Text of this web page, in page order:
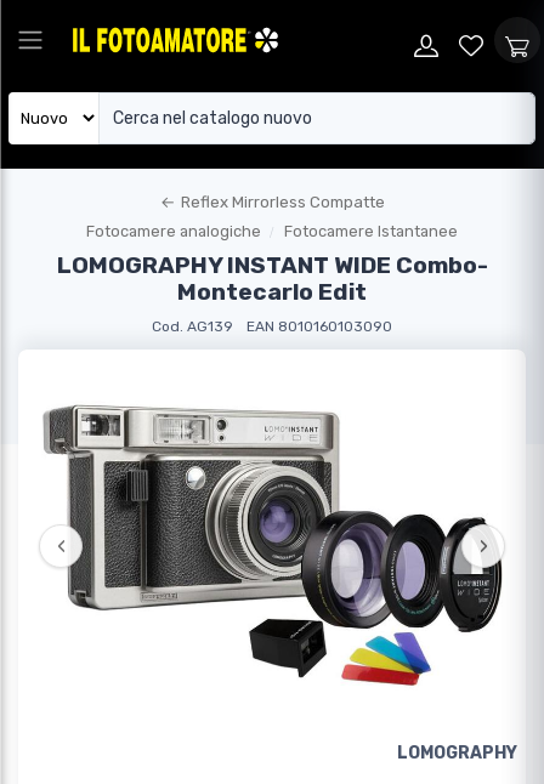
← Reflex Mirrorless Compatte
Fotocamere analogiche
Fotocamere Istantanee
LOMOGRAPHY INSTANT WIDE Combo-
Montecarlo Edit
Cod. AG139 EAN 8010160103090
‹ ›
LOMOGRAPHY